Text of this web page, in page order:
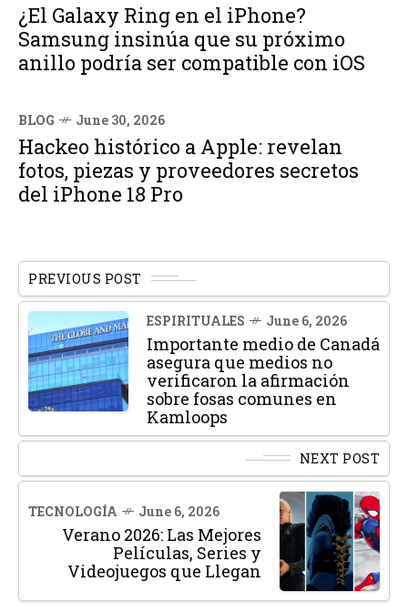
¿El Galaxy Ring en el iPhone?
Samsung insinúa que su próximo
anillo podría ser compatible con iOS
BLOG June 30, 2026
Hackeo histórico a Apple: revelan
fotos, piezas y proveedores secretos
del iPhone 18 Pro
PREVIOUS POST
ESPIRITUALES June 6, 2026
Importante medio de Canadá
asegura que medios no
verificaron la afirmación
sobre fosas comunes en
Kamloops
NEXT POST
TECNOLOGÍA June 6, 2026
Verano 2026: Las Mejores
Películas, Series y
Videojuegos que Llegan